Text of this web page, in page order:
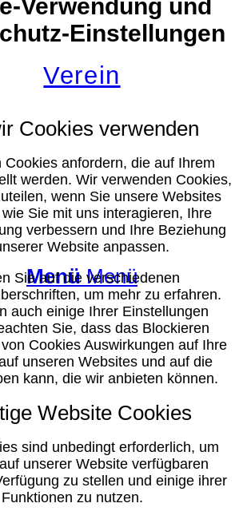
Verein
Suche
Menü Menü
Verwendung und
Einstellungen
Cookies verwenden
Cookies anfordern, die auf Ihrem
werden. Wir verwenden Cookies,
wenn Sie unsere Websites
Sie mit uns interagieren, Ihre
verbessern und Ihre Beziehung
Website anpassen.
Sie auf die verschiedenen
um mehr zu erfahren.
auch einige Ihrer Einstellungen
Sie, dass das Blockieren
Cookies Auswirkungen auf Ihre
unseren Websites und auf die
kann, die wir anbieten können.
Website Cookies
sind unbedingt erforderlich, um
unserer Website verfügbaren
zu stellen und einige ihrer
Funktionen zu nutzen.